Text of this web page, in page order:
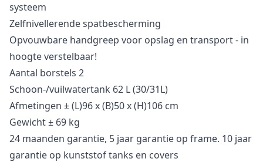
systeem
Zelfnivellerende spatbescherming
Opvouwbare handgreep voor opslag en transport - in
hoogte verstelbaar!
Aantal borstels 2
Schoon-/vuilwatertank 62 L (30/31L)
Afmetingen ± (L)96 x (B)50 x (H)106 cm
Gewicht ± 69 kg
24 maanden garantie, 5 jaar garantie op frame. 10 jaar
garantie op kunststof tanks en covers